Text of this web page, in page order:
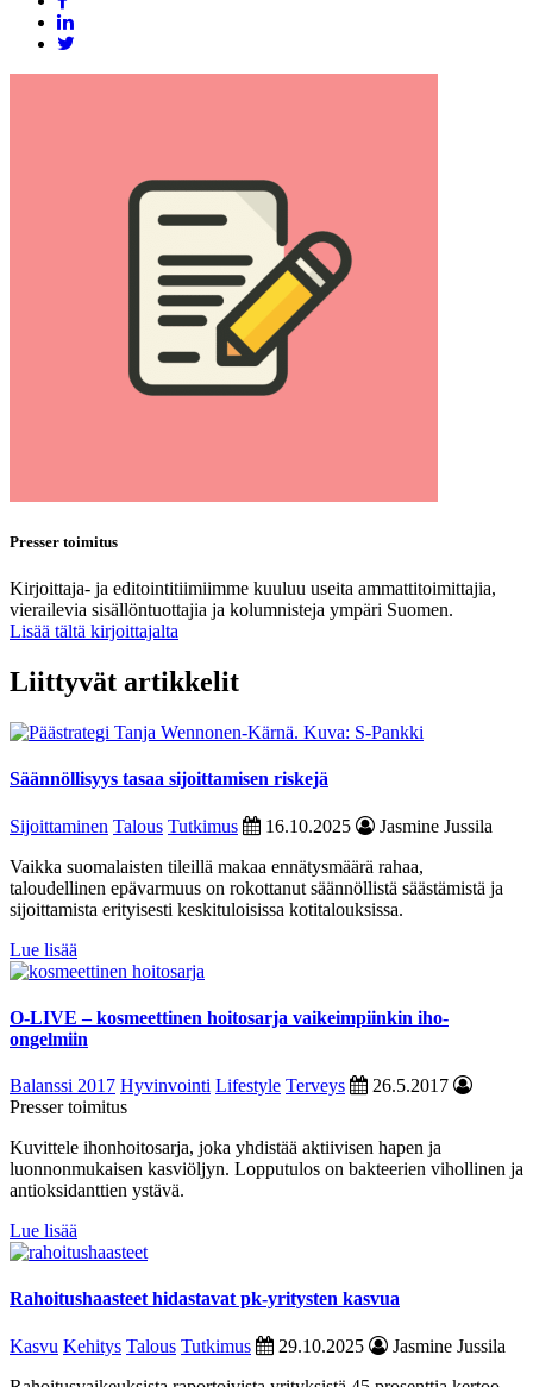
Presser toimitus
Kirjoittaja- ja editointitiimiimme kuuluu useita ammattitoimittajia,
vierailevia sisällöntuottajia ja kolumnisteja ympäri Suomen.
Lisää tältä kirjoittajalta
Liittyvät artikkelit
Säännöllisyys tasaa sijoittamisen riskejä
Sijoittaminen Talous Tutkimus 16.10.2025
Jasmine Jussila
Vaikka suomalaisten tileillä makaa ennätysmäärä rahaa,
taloudellinen epävarmuus on rokottanut säännöllistä säästämistä ja
sijoittamista erityisesti keskituloisissa kotitalouksissa.
Lue lisää
O-LIVE – kosmeettinen hoitosarja vaikeimpiinkin iho-
ongelmiin
Balanssi 2017 Hyvinvointi Lifestyle Terveys
26.5.2017
Presser toimitus
Kuvittele ihonhoitosarja, joka yhdistää aktiivisen hapen ja
luonnonmukaisen kasviöljyn. Lopputulos on bakteerien vihollinen ja
antioksidanttien ystävä.
Lue lisää
Rahoitushaasteet hidastavat pk-yritysten kasvua
Kasvu Kehitys Talous Tutkimus 29.10.2025
Jasmine Jussila